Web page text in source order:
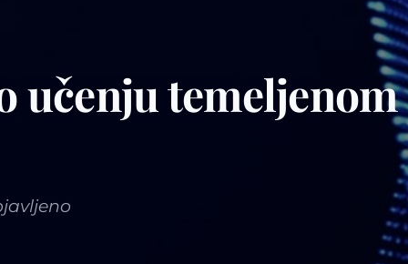
učenju